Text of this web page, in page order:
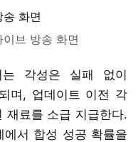
브 방송 화면
는 각성은 실패 없이
며, 업데이트 이전 각
재료를 소급 지급한다.
서 합성 성공 확률을